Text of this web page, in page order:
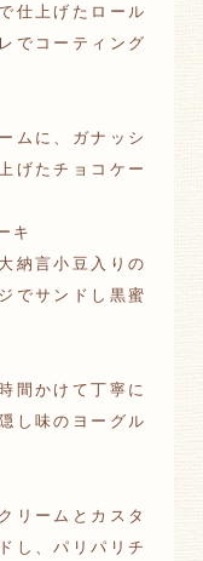
仕上げたロール
でコーティング
ムに、ガナッシ
げたチョコケー
キ
納言小豆入りの
でサンドし黒蜜
間かけて丁寧に
し味のヨーグル
リームとカスタ
し、パリパリチ